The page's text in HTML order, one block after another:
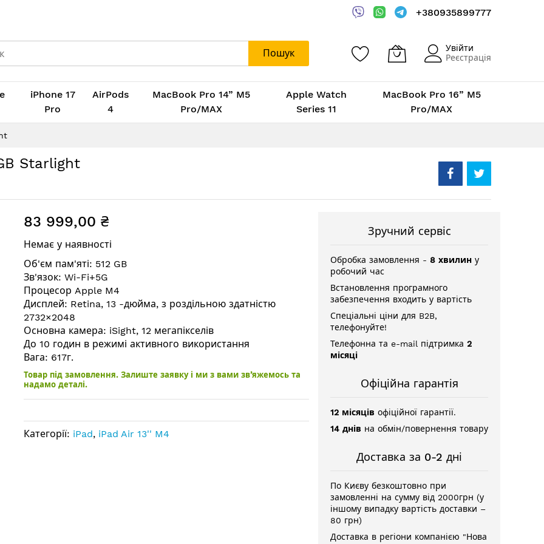
+380935899777
Пошук
Увійти
Реєстрація
iPhone 17
Pro
AirPods
4
MacBook Pro 14” M5
Pro/MAX
Apple Watch
Series 11
MacBook Pro 16” M5
Pro/MAX
Starlight
83 999,00 ₴
Немає у наявності
Об'єм пам'яті: 512 GB
Зв'язок: Wi-Fi+5G
Процесор Apple M4
Дисплей: Retina, 13 -дюйма, з роздільною здатністю
2732×2048
Основна камера: iSight, 12 мегапікселів
До 10 годин в режимі активного використання
Вага: 617г.
Товар під замовлення. Залиште заявку і ми з вами зв’яжемось та
надамо деталі.
Категорії: iPad, iPad Air 13'' M4
Зручний сервіс
Обробка замовлення - 8 хвилин у
робочий час
Встановлення програмного
забезпечення входить у вартість
Спеціальні ціни для B2B,
телефонуйте!
Телефонна та e-mail підтримка 2
місяці
Офіційна гарантія
12 місяців офіційної гарантії.
14 днів на обмін/повернення товару
Доставка за 0-2 дні
По Києву безкоштовно при
замовленні на сумму від 2000грн (у
іншому випадку вартість доставки –
80 грн)
Доставка в регіони компанією "Нова